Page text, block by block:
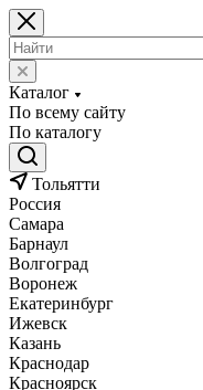
Каталог
По всему сайту
По каталогу
Тольятти
Россия
Самара
Барнаул
Волгоград
Воронеж
Екатеринбург
Ижевск
Казань
Краснодар
Красноярск